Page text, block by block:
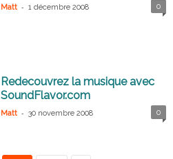
Matt - 1 décembre 2008 0
Redecouvrez la musique avec
SoundFlavor.com
Matt - 30 novembre 2008 0